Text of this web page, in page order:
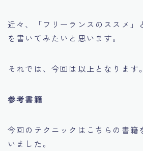
近々、「フリーランスのススメ」
を書いてみたいと思います。
それでは、今回は以上となります。
参考書籍
今回のテクニックはこちらの書籍
いました。